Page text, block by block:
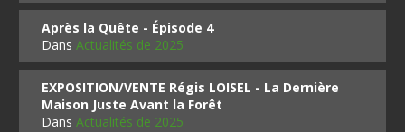
Après la Quête - Épisode 4
DansActualités de 2025
EXPOSITION/VENTE Régis LOISEL - La Dernière
Maison Juste Avant la Forêt
DansActualités de 2025